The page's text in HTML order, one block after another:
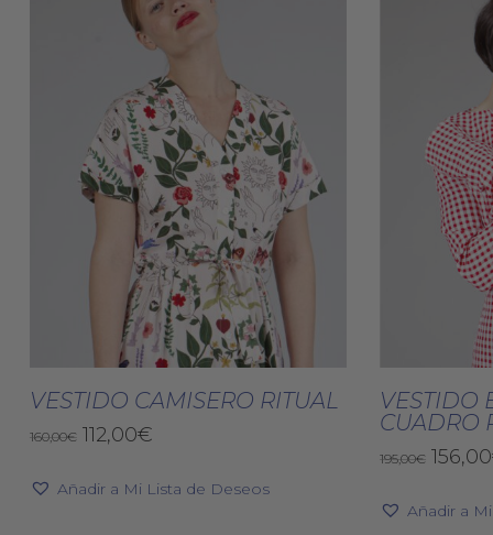
Seleccionar Opciones
tiene
múltiples
variantes.
opciones
VESTIDO CAMISERO RITUAL
160,00€ El
original
112,00€El
actual
Añadir a Mi Lista de Deseos
VESTIDO
CUADRO
195,00€ El
156,00
Añadir a